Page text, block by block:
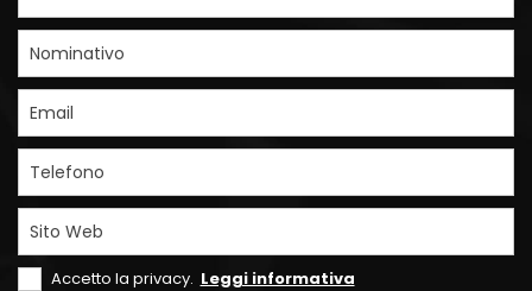
Nominativo
Email
Telefono
Sito Web
Accetto la privacy. Leggi informativa